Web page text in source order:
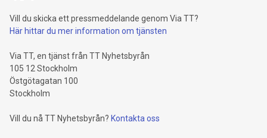
Vill du skicka ett pressmeddelande genom Via TT?
Här hittar du mer information om tjänsten
Via TT, en tjänst från TT Nyhetsbyrån
105 12 Stockholm
Östgötagatan 100
Stockholm
Vill du nå TT Nyhetsbyrån? Kontakta oss